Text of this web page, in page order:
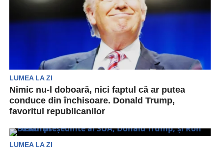
LUMEA LA ZI
Nimic nu-l doboară, nici faptul că ar putea
conduce din închisoare. Donald Trump,
favoritul republicanilor
luni întregi. Recent, el a fost pus oficial sub...
LUMEA LA ZI